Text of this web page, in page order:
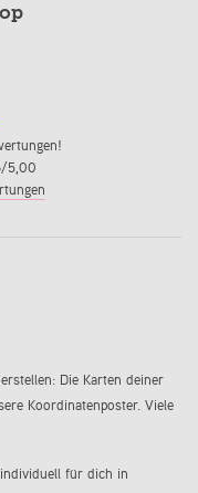
/5,00
Die Karten deiner
Koordinatenposter. Viele
für dich in